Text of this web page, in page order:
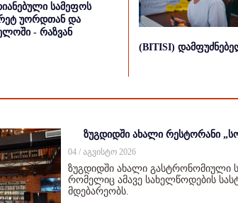
სამეფოს
უორდთან და
- რაზვან
(BITISI)
ზუგდიდში ახალი რესტორანი
04 / აგვისტო 2026
ზუგდიდში ახალი გასტრონომიული
რომელიც ამავე სახელწოდების
მდებარეობს.